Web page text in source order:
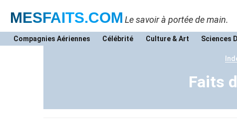
MESFAITS.COM Le savoir à portée de main.
Compagnies Aériennes Célébrité Culture & Art Sciences
Faits